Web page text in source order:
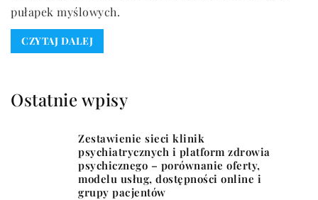
pułapek myślowych.
CZYTAJ DALEJ
Ostatnie wpisy
Zestawienie sieci klinik
psychiatrycznych i platform zdrowia
psychicznego – porównanie oferty,
modelu usług, dostępności online i
grupy pacjentów